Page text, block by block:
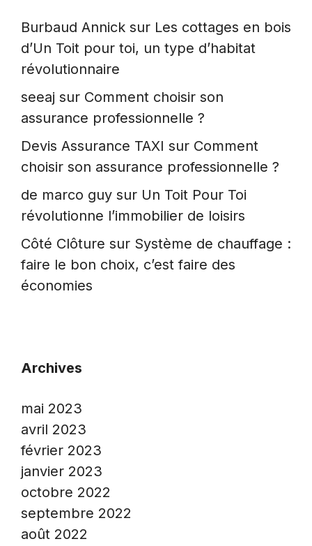
Burbaud Annick sur Les cottages en bois
d’Un Toit pour toi, un type d’habitat
révolutionnaire
seeaj sur Comment choisir son
assurance professionnelle ?
Devis Assurance TAXI sur Comment
choisir son assurance professionnelle ?
de marco guy sur Un Toit Pour Toi
révolutionne l’immobilier de loisirs
Côté Clôture sur Système de chauffage :
faire le bon choix, c’est faire des
économies
Archives
mai 2023
avril 2023
février 2023
janvier 2023
octobre 2022
septembre 2022
août 2022